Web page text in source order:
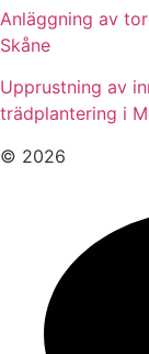
Anläggning av
Skåne
Upprustning av
trädplantering i
© 2026